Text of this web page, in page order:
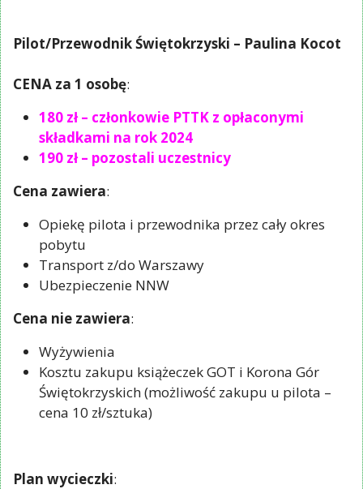
Pilot/Przewodnik Świętokrzyski – Paulina Kocot
CENA za 1 osobę:
180 zł – członkowie PTTK z opłaconymi
składkami na rok 2024
190 zł – pozostali uczestnicy
Cena zawiera:
Opiekę pilota i przewodnika przez cały okres
pobytu
Transport z/do Warszawy
Ubezpieczenie NNW
Cena nie zawiera:
Wyżywienia
Kosztu zakupu książeczek GOT i Korona Gór
Świętokrzyskich (możliwość zakupu u pilota –
cena 10 zł/sztuka)
Plan wycieczki: